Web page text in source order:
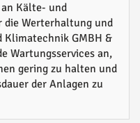
Kälte- und
die Werterhaltung und
Klimatechnik GMBH &
Wartungsservices an,
gering zu halten und
der Anlagen zu